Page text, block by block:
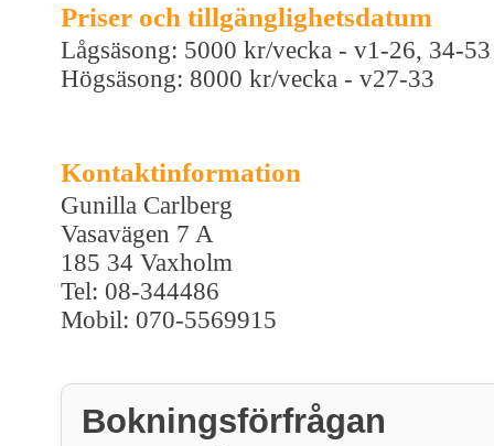
Priser och tillgänglighetsdatum
Lågsäsong: 5000 kr/vecka - v1-26, 34-53
Högsäsong: 8000 kr/vecka - v27-33
Kontaktinformation
Gunilla Carlberg
Vasavägen 7 A
185 34 Vaxholm
Tel: 08-344486
Mobil: 070-5569915
Bokningsförfrågan